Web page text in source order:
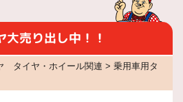
売り出し中！！
タイヤ・ホイール関連 > 乗用車用タ